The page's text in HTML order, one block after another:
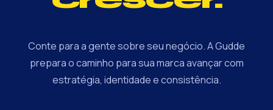
Conte para a gente sobre seu negócio. A Gudde
prepara o caminho para sua marca avançar com
estratégia, identidade e consistência.